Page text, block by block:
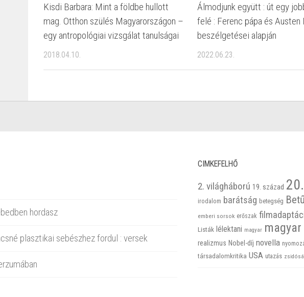
Kisdi Barbara: Mint a földbe hullott
mag. Otthon szülés Magyarországon –
egy antropológiai vizsgálat tanulságai
2018.04.10.
Álmodjunk együtt : út egy
felé : Ferenc pápa és Austen
beszélgetései alapján
2022.06.23.
hordasz
plasztikai sebészhez fordul : versek
CIMKEFELHŐ
2. világháború 19. század
irodalom barátság betegség
emberi sorsok erőszak
Listák lélektani magyar
realizmus Nobel-díj novella
társadalomkritika USA utazás